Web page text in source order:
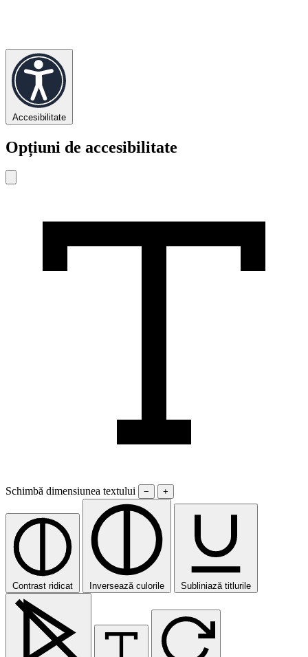
Accesibilitate
Opțiuni de accesibilitate
Schimbă dimensiunea textului − +
Contrast ridicat Inversează culorile Subliniază titlurile